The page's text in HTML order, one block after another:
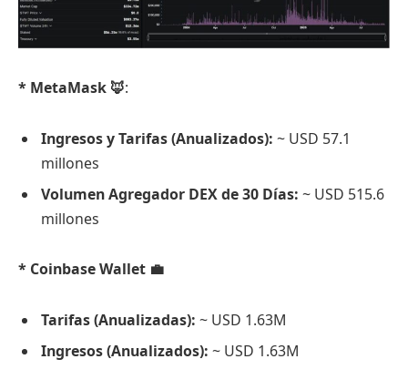
* MetaMask 🦊:
Ingresos y Tarifas (Anualizados): ~ USD 57.1
millones
Volumen Agregador DEX de 30 Días: ~ USD 515.6
millones
* Coinbase Wallet 💼
Tarifas (Anualizadas): ~ USD 1.63M
Ingresos (Anualizados): ~ USD 1.63M